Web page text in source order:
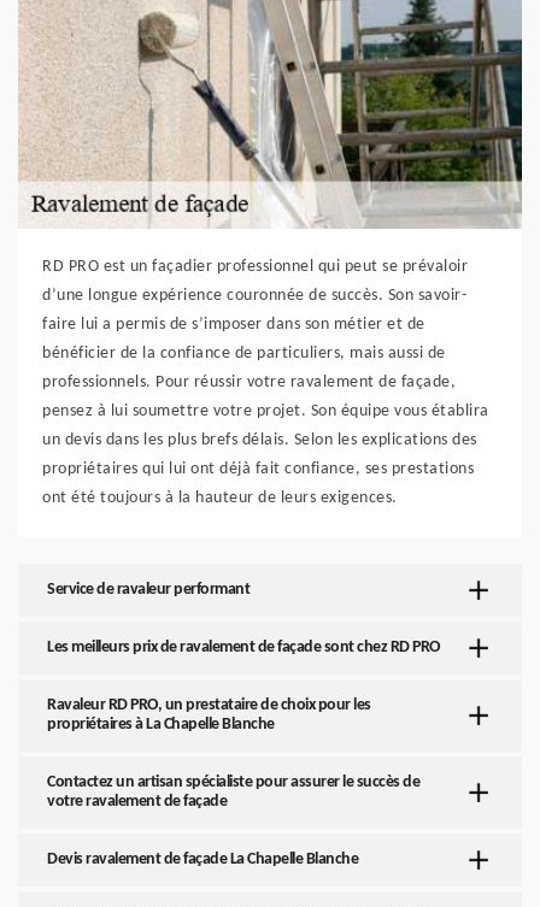
RD PRO est un façadier professionnel qui peut se prévaloir
d’une longue expérience couronnée de succès. Son savoir-
faire lui a permis de s’imposer dans son métier et de
bénéficier de la confiance de particuliers, mais aussi de
professionnels. Pour réussir votre ravalement de façade,
pensez à lui soumettre votre projet. Son équipe vous établira
un devis dans les plus brefs délais. Selon les explications des
propriétaires qui lui ont déjà fait confiance, ses prestations
ont été toujours à la hauteur de leurs exigences.
Service de ravaleur performant
Les meilleurs prix de ravalement de façade sont chez RD PRO
Ravaleur RD PRO, un prestataire de choix pour les
propriétaires à La Chapelle Blanche
Contactez un artisan spécialiste pour assurer le succès de
votre ravalement de façade
Devis ravalement de façade La Chapelle Blanche